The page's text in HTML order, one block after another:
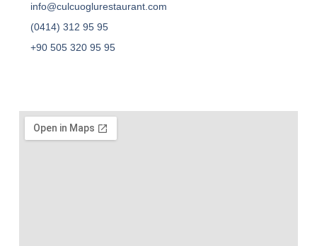
info@culcuoglurestaurant.com
(0414) 312 95 95
+90 505 320 95 95